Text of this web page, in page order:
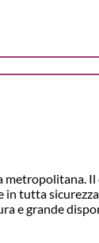
metropolitana.
in tutta
e grande